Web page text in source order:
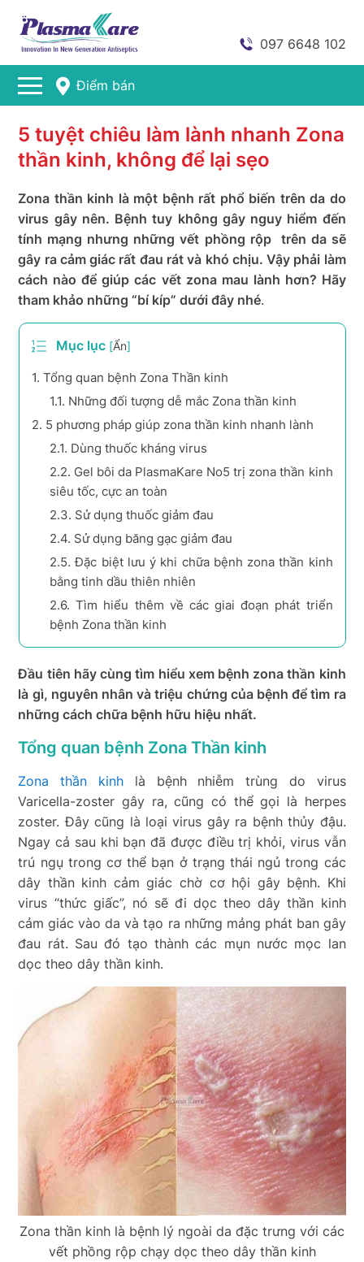
097 6648 102
Điểm bán
5 tuyệt chiêu làm lành nhanh Zona
thần kinh, không để lại sẹo
Zona thần kinh là một bệnh rất phổ biến trên da do
virus gây nên. Bệnh tuy không gây nguy hiểm đến
tính mạng nhưng những vết phồng rộp trên da sẽ
gây ra cảm giác rất đau rát và khó chịu. Vậy phải làm
cách nào để giúp các vết zona mau lành hơn? Hãy
tham khảo những “bí kíp” dưới đây nhé.
Mục lục [Ẩn]
1. Tổng quan bệnh Zona Thần kinh
1.1. Những đối tượng dễ mắc Zona thần kinh
2. 5 phương pháp giúp zona thần kinh nhanh lành
2.1. Dùng thuốc kháng virus
2.2. Gel bôi da PlasmaKare No5 trị zona thần kinh
siêu tốc, cực an toàn
2.3. Sử dụng thuốc giảm đau
2.4. Sử dụng băng gạc giảm đau
2.5. Đặc biệt lưu ý khi chữa bệnh zona thần kinh
bằng tinh dầu thiên nhiên
2.6. Tìm hiểu thêm về các giai đoạn phát triển
bệnh Zona thần kinh
Đầu tiên hãy cùng tìm hiểu xem bệnh zona thần kinh
là gì, nguyên nhân và triệu chứng của bệnh để tìm ra
những cách chữa bệnh hữu hiệu nhất.
Tổng quan bệnh Zona Thần kinh
Zona thần kinhlà bệnh nhiễm trùng do virus
Varicella-zoster gây ra, cũng có thể gọi là herpes
zoster. Đây cũng là loại virus gây ra bệnhthủy đậu.
Ngay cả sau khi bạn đã được điều trị khỏi, virus vẫn
trú ngụ trong cơ thể bạn ở trạng thái ngủ trong các
dây thần kinh cảm giác chờ cơ hội gây bệnh. Khi
virus “thức giấc”, nó sẽ đi dọc theo dây thần kinh
cảm giác vào da và tạo ra những mảng phát ban gây
đau rát. Sau đó tạo thành các mụn nước mọc lan
dọc theo dây thần kinh.
Zona thần kinh là bệnh lý ngoài da đặc trưng với các
vết phồng rộp chạy dọc theo dây thần kinh